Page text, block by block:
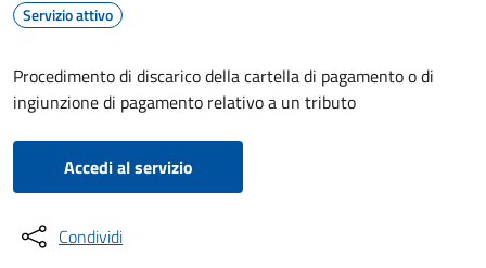
Servizio attivo
Procedimento di discarico della cartella di pagamento o di
ingiunzione di pagamento relativo a un tributo
Accedi al servizio
Condividi